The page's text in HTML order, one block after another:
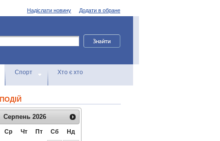
Додати в обране
Надіслати новину
Спорт Хто є хто
Серпень 2026
Ср Чт Пт Сб
Нд